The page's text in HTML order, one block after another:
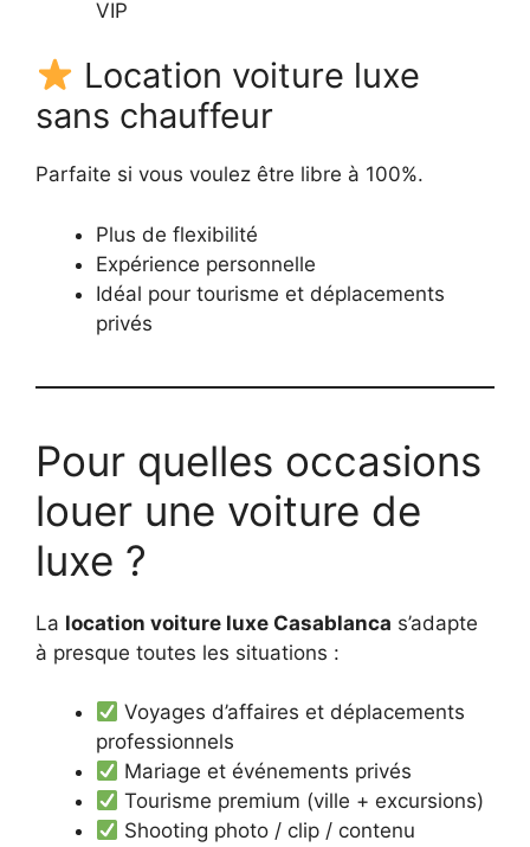
VIP
Location voiture luxe
sans chauffeur
Parfaite si vous voulez être libre à 100%.
Plus de flexibilité
Expérience personnelle
Idéal pour tourisme et déplacements
privés
Pour quelles occasions
louer une voiture de
luxe ?
La location voiture luxe Casablanca s’adapte
à presque toutes les situations :
Voyages d’affaires et déplacements
professionnels
Mariage et événements privés
Tourisme premium (ville + excursions)
Shooting photo / clip / contenu